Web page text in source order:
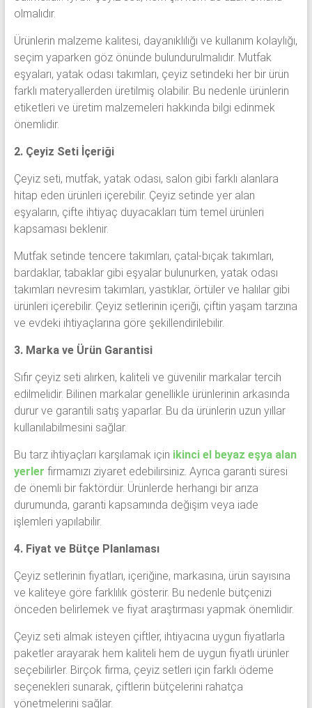
olmalıdır.
Ürünlerin malzeme kalitesi, dayanıklılığı ve kullanım kolaylığı,
seçim yaparken göz önünde bulundurulmalıdır. Mutfak
eşyaları, yatak odası takımları, çeyiz setindeki her bir ürün
farklı materyallerden üretilmiş olabilir. Bu nedenle ürünlerin
etiketleri ve üretim malzemeleri hakkında bilgi edinmek
önemlidir.
2. Çeyiz Seti İçeriği
Çeyiz seti, mutfak, yatak odası, salon gibi farklı alanlara
hitap eden ürünleri içerebilir. Çeyiz setinde yer alan
eşyaların, çifte ihtiyaç duyacakları tüm temel ürünleri
kapsaması beklenir.
Mutfak setinde tencere takımları, çatal-bıçak takımları,
bardaklar, tabaklar gibi eşyalar bulunurken, yatak odası
takımları nevresim takımları, yastıklar, örtüler ve halılar gibi
ürünleri içerebilir. Çeyiz setlerinin içeriği, çiftin yaşam tarzına
ve evdeki ihtiyaçlarına göre şekillendirilebilir.
3. Marka ve Ürün Garantisi
Sıfır çeyiz seti alırken, kaliteli ve güvenilir markalar tercih
edilmelidir. Bilinen markalar genellikle ürünlerinin arkasında
durur ve garantili satış yaparlar. Bu da ürünlerin uzun yıllar
kullanılabilmesini sağlar.
Bu tarz ihtiyaçları karşılamak için ikinci el beyaz eşya alan
yerler firmamızı ziyaret edebilirsiniz. Ayrıca garanti süresi
de önemli bir faktördür. Ürünlerde herhangi bir arıza
durumunda, garanti kapsamında değişim veya iade
işlemleri yapılabilir.
4. Fiyat ve Bütçe Planlaması
Çeyiz setlerinin fiyatları, içeriğine, markasına, ürün sayısına
ve kaliteye göre farklılık gösterir. Bu nedenle bütçenizi
önceden belirlemek ve fiyat araştırması yapmak önemlidir.
Çeyiz seti almak isteyen çiftler, ihtiyacına uygun fiyatlarla
paketler arayarak hem kaliteli hem de uygun fiyatlı ürünler
seçebilirler. Birçok firma, çeyiz setleri için farklı ödeme
seçenekleri sunarak, çiftlerin bütçelerini rahatça
yönetmelerini sağlar.